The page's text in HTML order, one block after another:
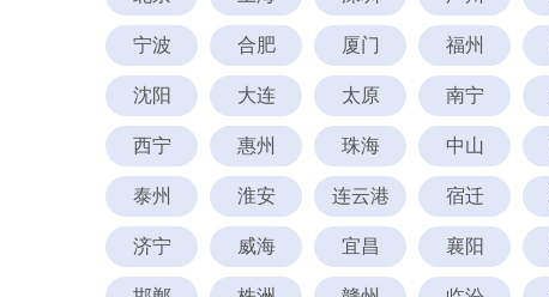
宁波 合肥 厦门 福州
沈阳 大连 太原 南宁
西宁 惠州 珠海 中山
泰州 淮安 连云港 宿迁
济宁 威海 宜昌 襄阳